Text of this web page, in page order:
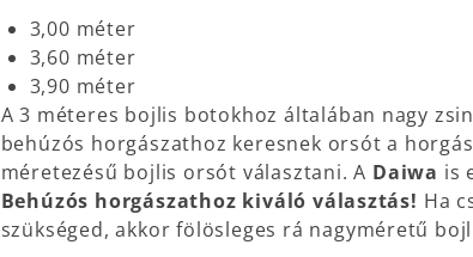
3,00 méter
3,60 méter
3,90 méter
A 3 méteres bojlis botokhoz általában nagy
behúzós horgászathoz keresnek orsót a
méretezésű bojlis orsót választani. A Daiwa is
Behúzós horgászathoz kiváló választás! Ha
szükséged, akkor fölösleges rá nagyméretű